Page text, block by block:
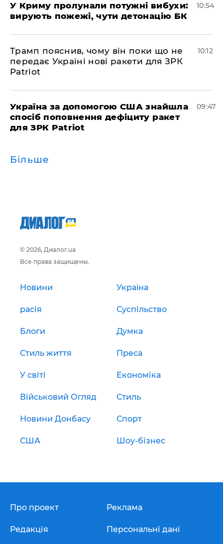
У Криму пролунали потужні вибухи:
вирують пожежі, чути детонацію БК
10:54
Трамп пояснив, чому він поки що не
передає Україні нові ракети для ЗРК
Patriot
10:12
Україна за допомогою США знайшла
спосіб поповнення дефіциту ракет
для ЗРК Patriot
09:47
Більше
© 2026, Диалог.ua
Все права защищены.
Новини Україна
расія Суспільство
Блоги Думка
Стиль життя Преса
У світі Економіка
Військовий Огляд Стиль
Новини Донбасу Спорт
США Шоу-бізнес
Про проект
Редакція
Реклама
Персональні дані